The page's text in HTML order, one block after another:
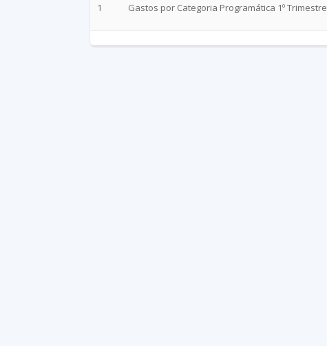
1 Gastos por Categoria Programática 1º Trimestre